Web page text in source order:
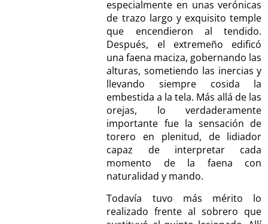
especialmente en unas verónicas
de trazo largo y exquisito temple
que encendieron al tendido.
Después, el extremeño edificó
una faena maciza, gobernando las
alturas, sometiendo las inercias y
llevando siempre cosida la
embestida a la tela. Más allá de las
orejas, lo verdaderamente
importante fue la sensación de
torero en plenitud, de lidiador
capaz de interpretar cada
momento de la faena con
naturalidad y mando.
Todavía tuvo más mérito lo
realizado frente al sobrero que